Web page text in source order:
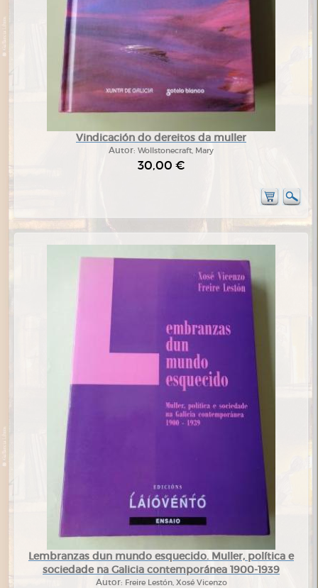
Vindicación do dereitos da muller
Autor: Wollstonecraft, Mary
30,00 €
Lembranzas dun mundo esquecido. Muller, política e
sociedade na Galicia contemporánea 1900-1939
Autor: Freire Lestón, Xosé Vicenzo